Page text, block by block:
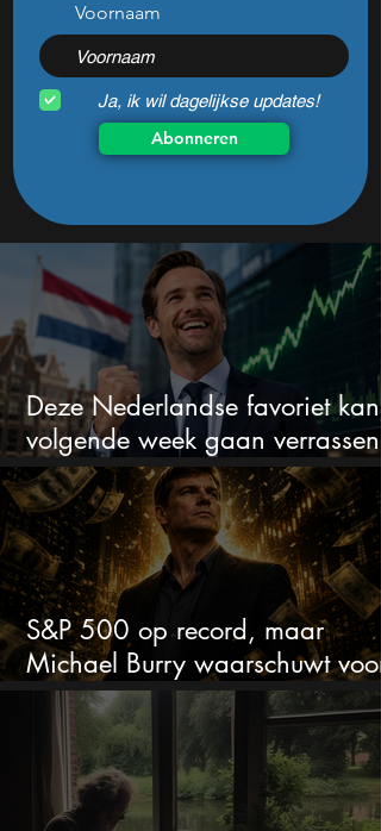
Voornaam
Ja, ik wil dagelijkse updates!
Abonneren
Deze Nederlandse favoriet kan
volgende week gaan verrassen
met de kwartaalcijfers
S&P 500 op record, maar
Michael Burry waarschuwt voor
crash zoals in 1987